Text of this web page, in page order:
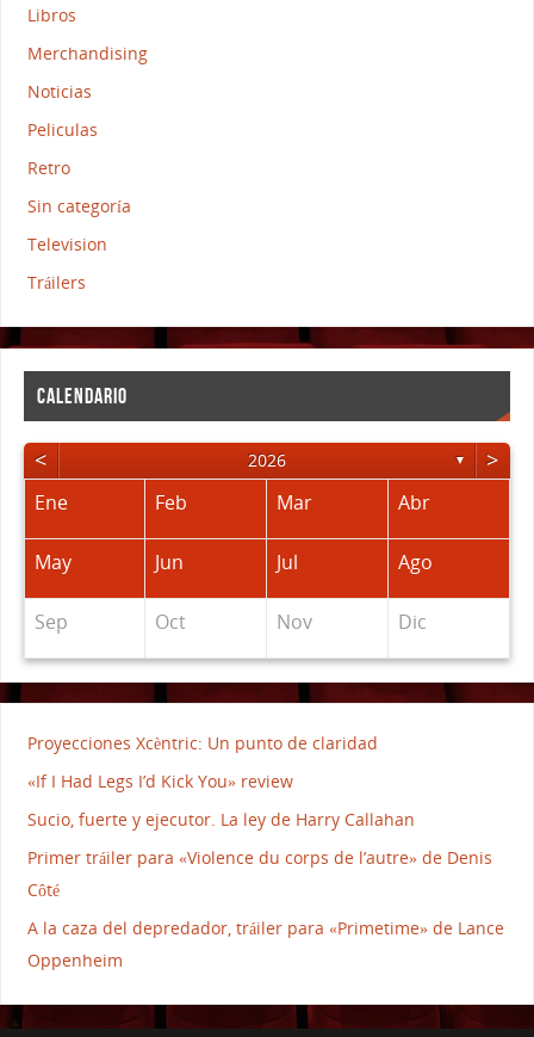
Libros
Merchandising
Noticias
Peliculas
Retro
Sin categoría
Television
Tráilers
CALENDARIO
< 2026 ▼ >
Ene Feb Mar Abr
May Jun Jul Ago
Sep Oct Nov Dic
Proyecciones Xcèntric: Un punto de claridad
«If I Had Legs I’d Kick You» review
Sucio, fuerte y ejecutor. La ley de Harry Callahan
Primer tráiler para «Violence du corps de l’autre» de Denis
Côté
A la caza del depredador, tráiler para «Primetime» de Lance
Oppenheim